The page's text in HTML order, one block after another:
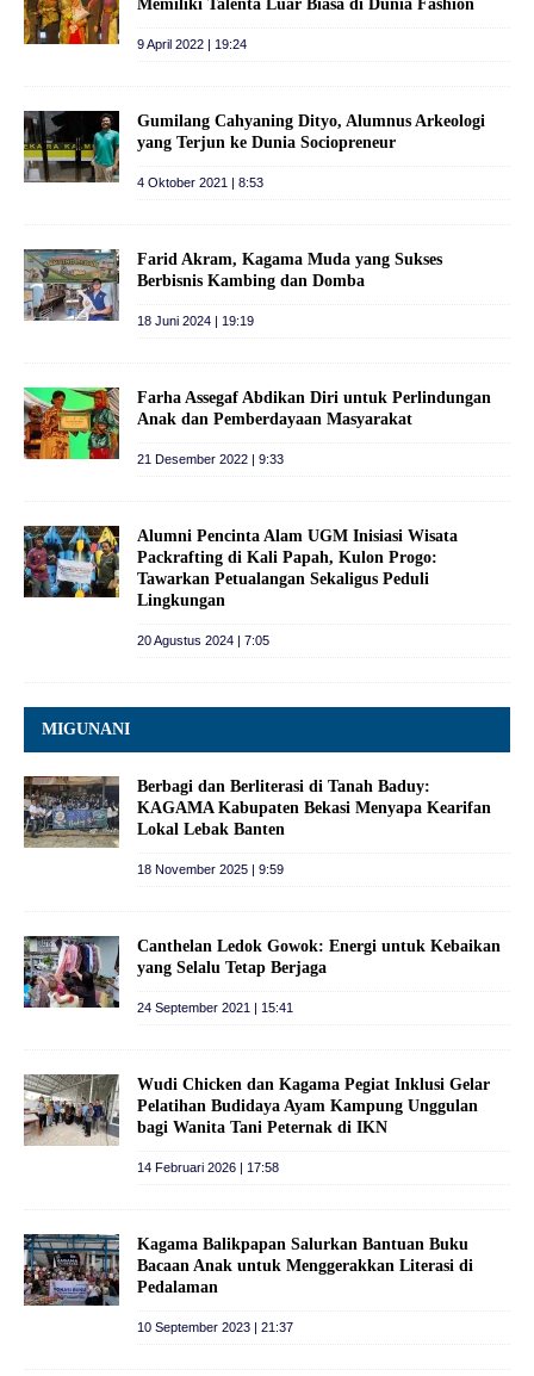
Memiliki Talenta Luar Biasa di Dunia Fashion
9 April 2022 | 19:24
Gumilang Cahyaning Dityo, Alumnus Arkeologi
yang Terjun ke Dunia Sociopreneur
4 Oktober 2021 | 8:53
Farid Akram, Kagama Muda yang Sukses
Berbisnis Kambing dan Domba
18 Juni 2024 | 19:19
Farha Assegaf Abdikan Diri untuk Perlindungan
Anak dan Pemberdayaan Masyarakat
21 Desember 2022 | 9:33
Alumni Pencinta Alam UGM Inisiasi Wisata
Packrafting di Kali Papah, Kulon Progo:
Tawarkan Petualangan Sekaligus Peduli
Lingkungan
20 Agustus 2024 | 7:05
MIGUNANI
Berbagi dan Berliterasi di Tanah Baduy:
KAGAMA Kabupaten Bekasi Menyapa Kearifan
Lokal Lebak Banten
18 November 2025 | 9:59
Canthelan Ledok Gowok: Energi untuk Kebaikan
yang Selalu Tetap Berjaga
24 September 2021 | 15:41
Wudi Chicken dan Kagama Pegiat Inklusi Gelar
Pelatihan Budidaya Ayam Kampung Unggulan
bagi Wanita Tani Peternak di IKN
14 Februari 2026 | 17:58
Kagama Balikpapan Salurkan Bantuan Buku
Bacaan Anak untuk Menggerakkan Literasi di
Pedalaman
10 September 2023 | 21:37